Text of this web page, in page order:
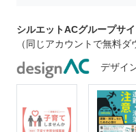
シルエットACグループサ
（同じアカウントで無料ダ
デザイ